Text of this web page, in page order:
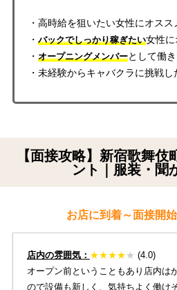
・高時給を狙いたい女性にオスス
・ バックでしっかり稼ぎたい女性に
・ オープニングメンバーとして働
・未経験からキャバクラに挑戦し
【面接攻略】新宿歌舞伎
ント｜服装・聞
お店に到着～面接開
店内の雰囲気： ★★★★★ (4.0)
オープン前ということもあり店内は
ので設備も新しく、気持ちよく働け